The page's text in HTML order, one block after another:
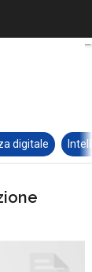
digitale